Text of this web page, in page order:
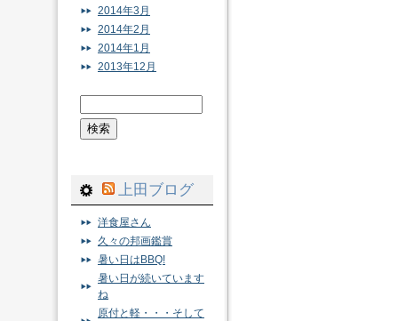
2014年3月
2014年2月
2014年1月
2013年12月
上田ブログ
洋食屋さん
久々の邦画鑑賞
暑い日はBBQ!
暑い日が続いています
ね
原付と軽・・・そして